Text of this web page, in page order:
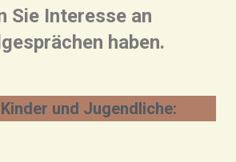
Sie Interesse an
haben.
und Jugendliche: